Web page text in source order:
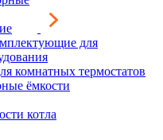
для
комнатных термостатов
ёмкости
котла